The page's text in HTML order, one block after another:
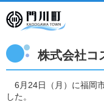
株式会社コ
6月24日（月）に福岡
した。